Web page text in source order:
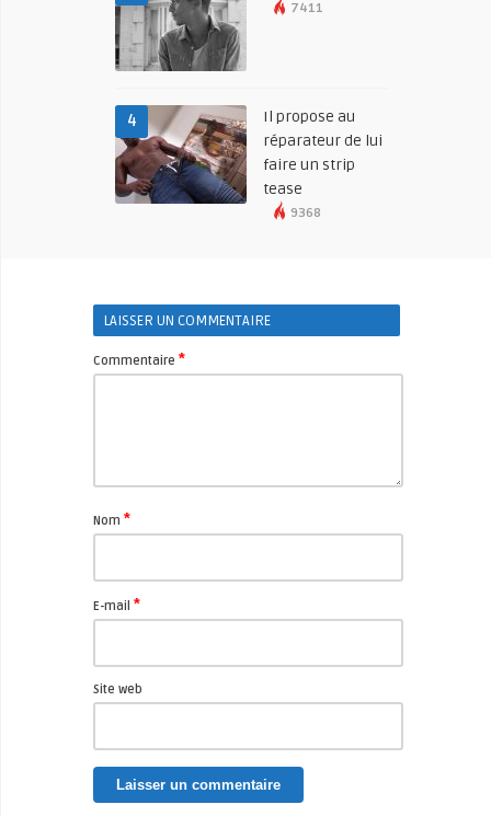
7411
4
Il propose au
réparateur de lui
faire un strip
tease
9368
LAISSER UN COMMENTAIRE
Commentaire *
Nom *
E-mail *
Site web